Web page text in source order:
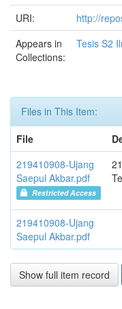
URI:
http://
Appears in
Collections:
Tesis S2
Files in This Item:
File
219410908-Ujang
Saepul Akbar.pdf
Restricted Access
219410908-Ujang
Saepul Akbar.pdf
Show full item record